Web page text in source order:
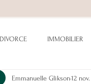
DIVORCE IMMOBILIER
CONCUBINS
Emmanuelle Glikson12